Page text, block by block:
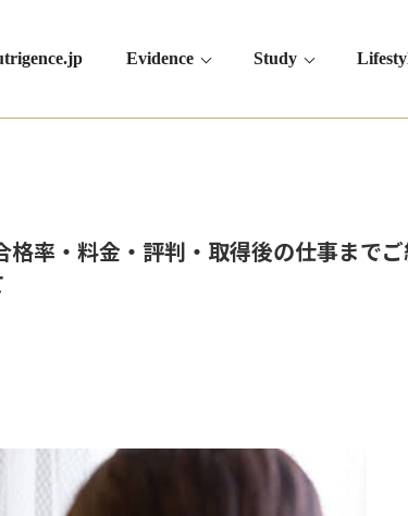
Evidence Study
率・料金・評判・取得後の仕事まで